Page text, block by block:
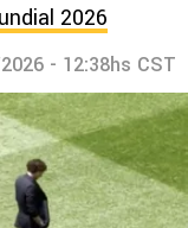
2026
- 12:38hs CST